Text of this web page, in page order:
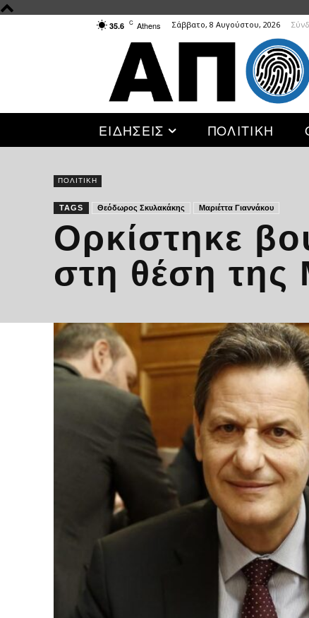
35.6 C Athens Σάββατο, 8 Αυγούστου, 2026
ΕΙΔΗΣΕΙΣ ΠΟΛΙΤΙΚΗ
ΠΟΛΙΤΙΚΗ
TAGS Θεόδωρος Σκυλακάκης Μαριέττα Γιαννάκου
Ορκίστηκε
στη θέση της